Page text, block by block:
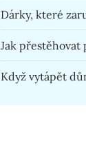
Dárky, které
Jak
Když vytápět